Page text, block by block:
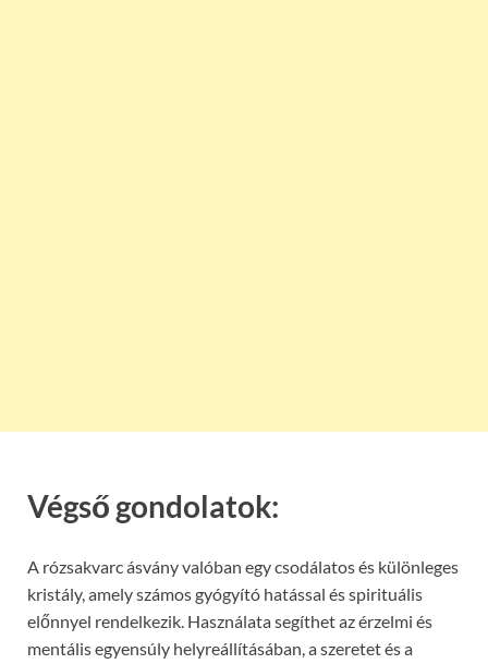
Végső gondolatok:
A rózsakvarc ásvány valóban egy csodálatos és különleges
kristály, amely számos gyógyító hatással és spirituális
előnnyel rendelkezik. Használata segíthet az érzelmi és
mentális egyensúly helyreállításában, a szeretet és a